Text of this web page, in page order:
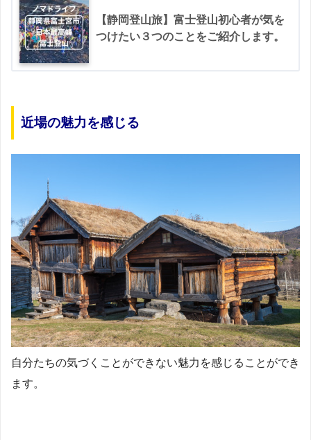
【静岡登山旅】富士登山初心者が気を
つけたい３つのことをご紹介します。
近場の魅力を感じる
自分たちの気づくことができない魅力を感じることができ
ます。